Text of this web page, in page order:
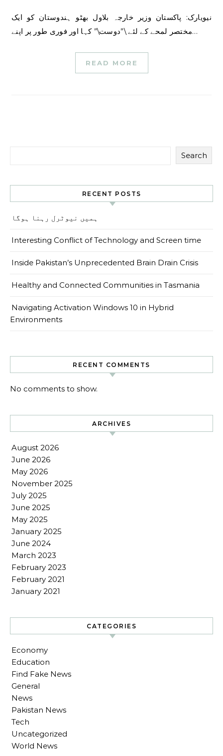
نیویارک: پاکستان وزیر خارجہ بلاول بھٹو ہندوستان کو ایک
مختصر لمحے کے لئے \”دوست\” کہا اور فوری طور پر اپنے…
READ MORE
Search
RECENT POSTS
ہمیں نیوٹرل رہنا ہوگا
Interesting Conflict of Technology and Screen time
Inside Pakistan’s Unprecedented Brain Drain Crisis
Healthy and Connected Communities in Tasmania
Navigating Activation Windows 10 in Hybrid
Environments
RECENT COMMENTS
No comments to show.
ARCHIVES
August 2026
June 2026
May 2026
November 2025
July 2025
June 2025
May 2025
January 2025
June 2024
March 2023
February 2023
February 2021
January 2021
CATEGORIES
Economy
Education
Find Fake News
General
News
Pakistan News
Tech
Uncategorized
World News